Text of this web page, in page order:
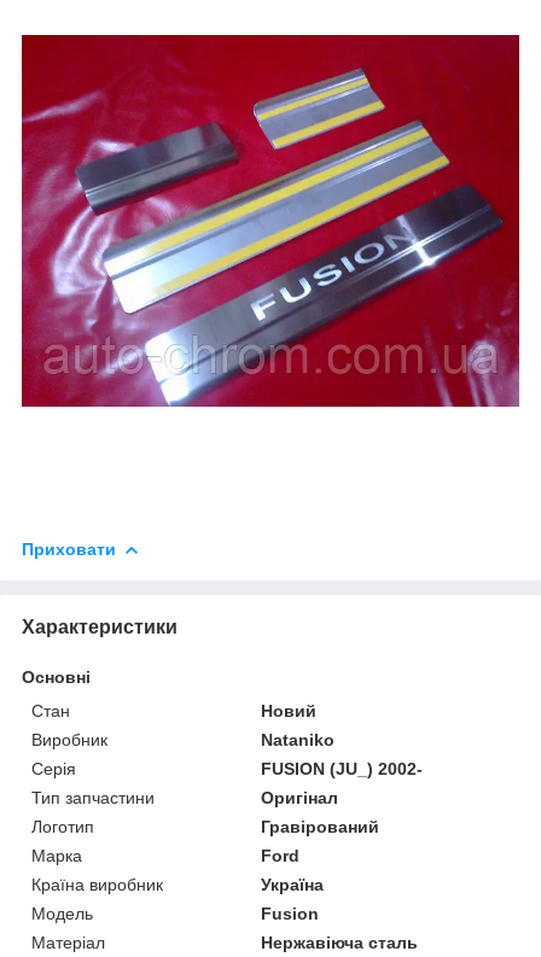
Приховати
Характеристики
Основні
Стан
Новий
Виробник
Nataniko
Серія
FUSION (JU_) 2002-
Тип запчастини
Оригінал
Логотип
Гравірований
Марка
Ford
Країна виробник
Україна
Модель
Fusion
Матеріал
Нержавіюча сталь